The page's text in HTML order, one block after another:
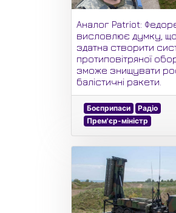
Аналог Patriot:
висловлює думку, що
здатна створити
протиповітряної
зможе знищувати
балістичні ракети.
Боєприпаси
Радіо
Прем'єр-міністр